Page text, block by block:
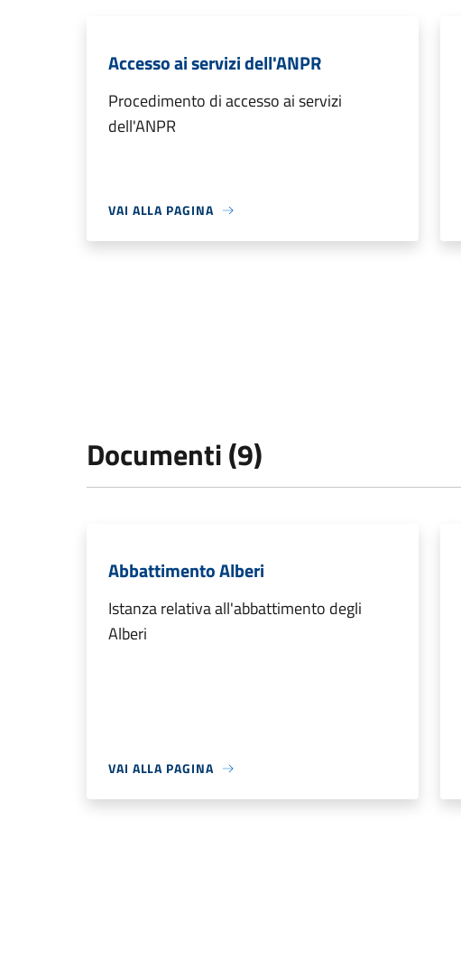
Accesso ai servizi dell'ANPR
Procedimento di accesso ai servizi
dell'ANPR
VAI ALLA PAGINA
Documenti (9)
Abbattimento Alberi
Istanza relativa all'abbattimento degli
Alberi
VAI ALLA PAGINA